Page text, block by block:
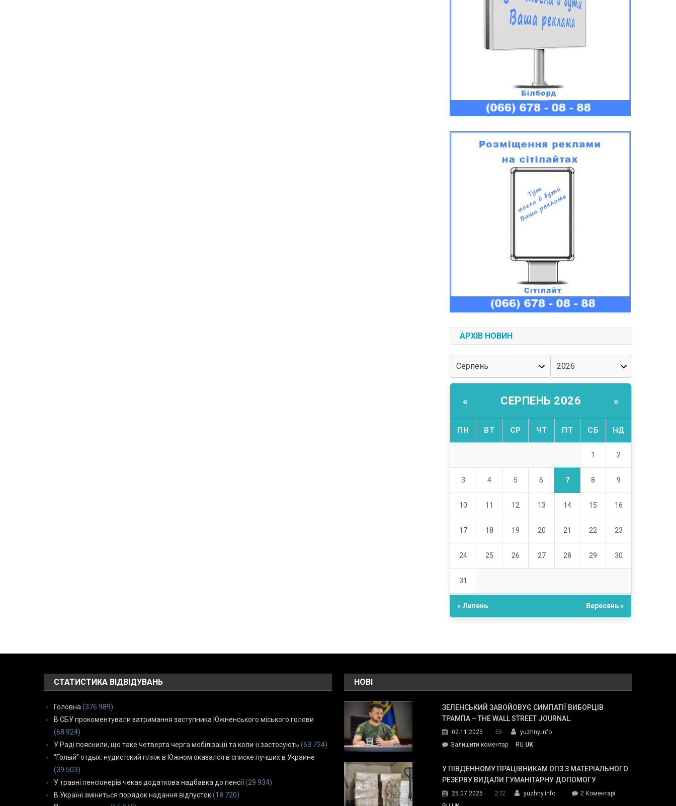
АРХІВ НОВИН
« СЕРПЕНЬ 2026 »
ПН ВТ СР ЧТ ПТ СБ НД
1 2
3 4 5 6 7 8 9
10 11 12 13 14 15 16
17 18 19 20 21 22 23
24 25 26 27 28 29 30
31
« Липень Вересень »
СТАТИСТИКА ВІДВІДУВАНЬ
Головна (376 989)
В СБУ прокоментували затримання заступника Южненського міського голови
(68 924)
У Раді пояснили, що таке четверта черга мобілізації та коли її застосують (63 724)
“Голый” отдых: нудистский пляж в Южном оказался в списке лучших в Украине
(39 503)
У травні пенсіонерів чекає додаткова надбавка до пенсії (29 934)
В Україні зміниться порядок надання відпусток (18 720)
НОВІ
ЗЕЛЕНСЬКИЙ ЗАВОЙОВУЄ СИМПАТІЇ ВИБОРЦІВ
ТРАМПА – THE WALL STREET JOURNAL.
02.11.2025 53
yuzhny.info
Залишити коментарon
завойовує
симпатії
Трампа
RU UK
У ПІВДЕННОМУ ПРАЦІВНИКАМ ОПЗ З МАТЕРІАЛЬНОГО
РЕЗЕРВУ ВИДАЛИ ГУМАНІТАРНУ ДОПОМОГУ
25.07.2025 272 yuzhny.info 2 Коментарідо